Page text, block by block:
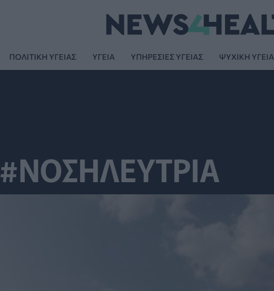
ΠΟΛΙΤΙΚΗ ΥΓΕΙΑΣ ΥΓΕΙΑ ΥΠΗΡΕΣΙΕΣ ΥΓΕΙΑΣ ΨΥΧΙΚΗ ΥΓΕΙΑ
#ΝΟΣΗΛΕΥΤΡΙΑ